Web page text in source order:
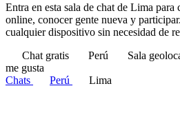
Entra en esta sala de chat de Lima para
online, conocer gente nueva y
cualquier dispositivo sin necesidad de
Chat gratis
Perú Sala
me gusta
Chats
Perú Lima